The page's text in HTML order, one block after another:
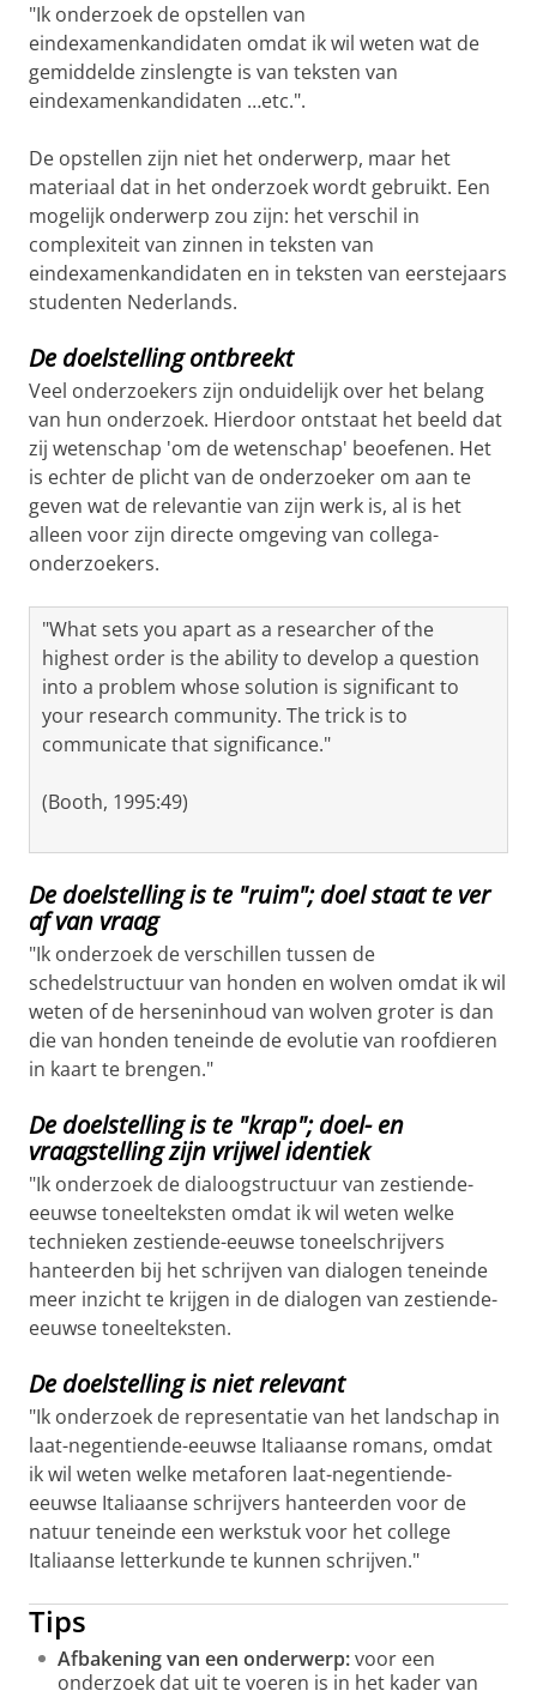
"Ik onderzoek de opstellen van
eindexamenkandidaten omdat ik wil weten wat de
gemiddelde zinslengte is van teksten van
eindexamenkandidaten …etc.".
De opstellen zijn niet het onderwerp, maar het
materiaal dat in het onderzoek wordt gebruikt. Een
mogelijk onderwerp zou zijn: het verschil in
complexiteit van zinnen in teksten van
eindexamenkandidaten en in teksten van eerstejaars
studenten Nederlands.
De doelstelling ontbreekt
Veel onderzoekers zijn onduidelijk over het belang
van hun onderzoek. Hierdoor ontstaat het beeld dat
zij wetenschap 'om de wetenschap' beoefenen. Het
is echter de plicht van de onderzoeker om aan te
geven wat de relevantie van zijn werk is, al is het
alleen voor zijn directe omgeving van collega-
onderzoekers.
"What sets you apart as a researcher of the
highest order is the ability to develop a question
into a problem whose solution is significant to
your research community. The trick is to
communicate that significance."
(Booth, 1995:49)
De doelstelling is te "ruim"; doel staat te ver
af van vraag
"Ik onderzoek de verschillen tussen de
schedelstructuur van honden en wolven omdat ik wil
weten of de herseninhoud van wolven groter is dan
die van honden teneinde de evolutie van roofdieren
in kaart te brengen."
De doelstelling is te "krap"; doel- en
vraagstelling zijn vrijwel identiek
"Ik onderzoek de dialoogstructuur van zestiende-
eeuwse toneelteksten omdat ik wil weten welke
technieken zestiende-eeuwse toneelschrijvers
hanteerden bij het schrijven van dialogen teneinde
meer inzicht te krijgen in de dialogen van zestiende-
eeuwse toneelteksten.
De doelstelling is niet relevant
"Ik onderzoek de representatie van het landschap in
laat-negentiende-eeuwse Italiaanse romans, omdat
ik wil weten welke metaforen laat-negentiende-
eeuwse Italiaanse schrijvers hanteerden voor de
natuur teneinde een werkstuk voor het college
Italiaanse letterkunde te kunnen schrijven."
Tips
Afbakening van een onderwerp:voor een
onderzoek dat uit te voeren is in het kader van